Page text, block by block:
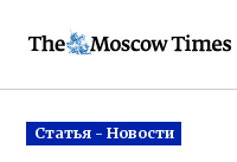
Posted
in
Статья - Новости